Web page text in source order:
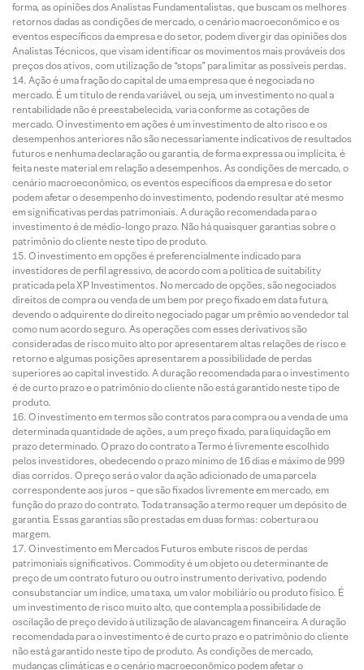
forma, as opiniões dos Analistas Fundamentalistas, que buscam os melhores
retornos dadas as condições de mercado, o cenário macroeconômico e os
eventos específicos da empresa e do setor, podem divergir das opiniões dos
Analistas Técnicos, que visam identificar os movimentos mais prováveis dos
preços dos ativos, com utilização de “stops” para limitar as possíveis perdas.
Ação é uma fração do capital de uma empresa que é negociada no
mercado. É um título de renda variável, ou seja, um investimento no qual a
rentabilidade não é preestabelecida, varia conforme as cotações de
mercado. O investimento em ações é um investimento de alto risco e os
desempenhos anteriores não são necessariamente indicativos de resultados
futuros e nenhuma declaração ou garantia, de forma expressa ou implícita, é
feita neste material em relação a desempenhos. As condições de mercado, o
cenário macroeconômico, os eventos específicos da empresa e do setor
podem afetar o desempenho do investimento, podendo resultar até mesmo
em significativas perdas patrimoniais. A duração recomendada para o
investimento é de médio-longo prazo. Não há quaisquer garantias sobre o
patrimônio do cliente neste tipo de produto.
O investimento em opções é preferencialmente indicado para
investidores de perfil agressivo, de acordo com a política de suitability
praticada pela XP Investimentos. No mercado de opções, são negociados
direitos de compra ou venda de um bem por preço fixado em data futura,
devendo o adquirente do direito negociado pagar um prêmio ao vendedor tal
como num acordo seguro. As operações com esses derivativos são
consideradas de risco muito alto por apresentarem altas relações de risco e
retorno e algumas posições apresentarem a possibilidade de perdas
superiores ao capital investido. A duração recomendada para o investimento
é de curto prazo e o patrimônio do cliente não está garantido neste tipo de
produto.
O investimento em termos são contratos para compra ou a venda de uma
determinada quantidade de ações, a um preço fixado, para liquidação em
prazo determinado. O prazo do contrato a Termo é livremente escolhido
pelos investidores, obedecendo o prazo mínimo de 16 dias e máximo de 999
dias corridos. O preço será o valor da ação adicionado de uma parcela
correspondente aos juros – que são fixados livremente em mercado, em
função do prazo do contrato. Toda transação a termo requer um depósito de
garantia. Essas garantias são prestadas em duas formas: cobertura ou
margem.
O investimento em Mercados Futuros embute riscos de perdas
patrimoniais significativos. Commodity é um objeto ou determinante de
preço de um contrato futuro ou outro instrumento derivativo, podendo
consubstanciar um índice, uma taxa, um valor mobiliário ou produto físico. É
um investimento de risco muito alto, que contempla a possibilidade de
oscilação de preço devido à utilização de alavancagem financeira. A duração
recomendada para o investimento é de curto prazo e o patrimônio do cliente
não está garantido neste tipo de produto. As condições de mercado,
mudanças climáticas e o cenário macroeconômico podem afetar o